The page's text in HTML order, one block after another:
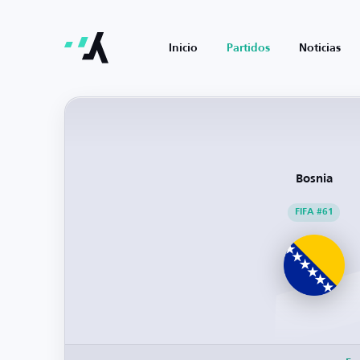
Inicio Partidos Noticias
Bosnia
FIFA #61